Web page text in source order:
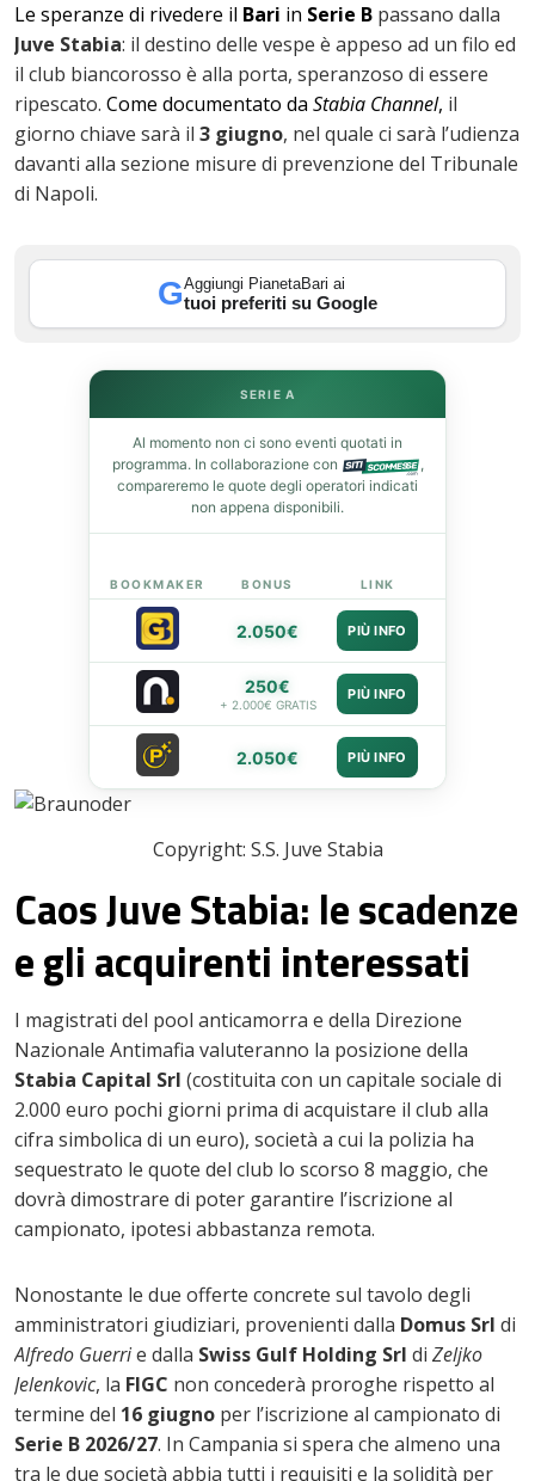
Le speranze di rivedere il Bari in Serie B passano dalla
Juve Stabia: il destino delle vespe è appeso ad un filo ed
il club biancorosso è alla porta, speranzoso di essere
ripescato. Come documentato da Stabia Channel, il
giorno chiave sarà il 3 giugno, nel quale ci sarà l’udienza
davanti alla sezione misure di prevenzione del Tribunale
di Napoli.
GAggiungi PianetaBari ai
tuoi preferiti su Google
SERIE A
Al momento non ci sono eventi quotati in
programma. In collaborazione con
,
compareremo le quote degli operatori indicati
non appena disponibili.
BOOKMAKER BONUS LINK
2.050€ PIÙ INFO
250€
+ 2.000€ GRATIS
PIÙ INFO
2.050€ PIÙ INFO
Copyright: S.S. Juve Stabia
Caos Juve Stabia: le scadenze
e gli acquirenti interessati
I magistrati del pool anticamorra e della Direzione
Nazionale Antimafia valuteranno la posizione della
Stabia Capital Srl (costituita con un capitale sociale di
2.000 euro pochi giorni prima di acquistare il club alla
cifra simbolica di un euro), società a cui la polizia ha
sequestrato le quote del club lo scorso 8 maggio, che
dovrà dimostrare di poter garantire l’iscrizione al
campionato, ipotesi abbastanza remota.
Nonostante le due offerte concrete sul tavolo degli
amministratori giudiziari, provenienti dalla Domus Srl di
Alfredo Guerrie dalla Swiss Gulf Holding Srl di Zeljko
Jelenkovic, la FIGC non concederà proroghe rispetto al
termine del 16 giugno per l’iscrizione al campionato di
Serie B 2026/27. In Campania si spera che almeno una
tra le due società abbia tutti i requisiti e la solidità per